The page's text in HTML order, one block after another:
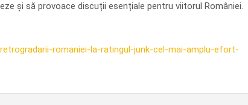
și să provoace discuții esențiale pentru viitorul României.
romaniei-la-ratingul-junk-cel-mai-amplu-efort-